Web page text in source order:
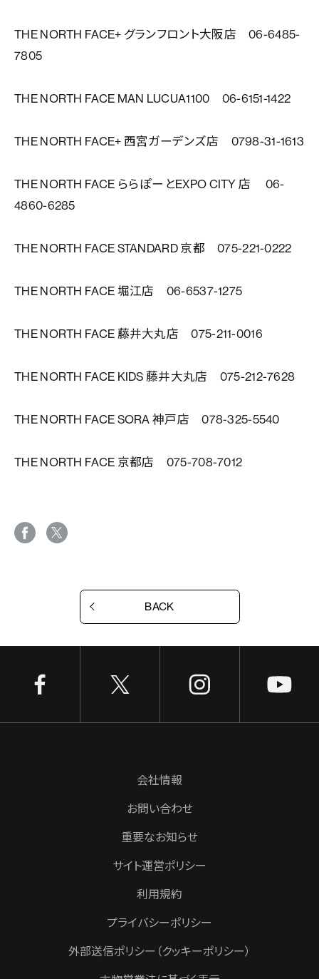
THE NORTH FACE+ グランフロント大阪店 06-6485-
7805
THE NORTH FACE MAN LUCUA1100 06-6151-1422
THE NORTH FACE+ 西宮ガーデンズ店 0798-31-1613
THE NORTH FACE ららぽーとEXPO CITY 店 06-
4860-6285
THE NORTH FACE STANDARD 京都 075-221-0222
THE NORTH FACE 堀江店 06-6537-1275
THE NORTH FACE 藤井大丸店 075-211-0016
THE NORTH FACE KIDS 藤井大丸店 075-212-7628
THE NORTH FACE SORA 神戸店 078-325-5540
THE NORTH FACE 京都店 075-708-7012
BACK
会社情報
お問い合わせ
重要なお知らせ
サイト運営ポリシー
利用規約
プライバシーポリシー
外部送信ポリシー（クッキーポリシー）